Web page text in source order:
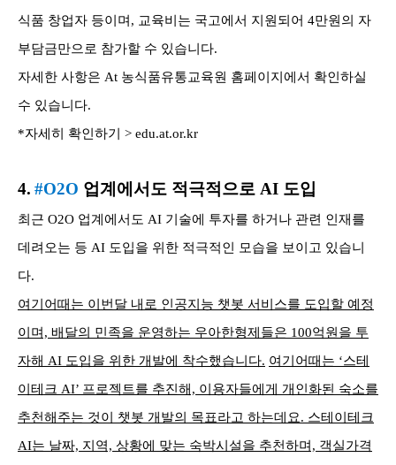
식품 창업자 등이며, 교육비는 국고에서 지원되어 4만원의 자
부담금만으로 참가할 수 있습니다.
자세한 사항은 At 농식품유통교육원 홈페이지에서 확인하실
수 있습니다.
*자세히 확인하기 > edu.at.or.kr
4. #O2O 업계에서도 적극적으로 AI 도입
최근 O2O 업계에서도 AI 기술에 투자를 하거나 관련 인재를
데려오는 등 AI 도입을 위한 적극적인 모습을 보이고 있습니
다.
여기어때는 이번달 내로 인공지능 챗봇 서비스를 도입할 예정
이며, 배달의 민족을 운영하는 우아한형제들은 100억원을 투
자해 AI 도입을 위한 개발에 착수했습니다. 여기어때는 ‘스테
이테크 AI’ 프로젝트를 추진해, 이용자들에게 개인화된 숙소를
추천해주는 것이 챗봇 개발의 목표라고 하는데요. 스테이테크
AI는 날짜, 지역, 상황에 맞는 숙박시설을 추천하며, 객실가격